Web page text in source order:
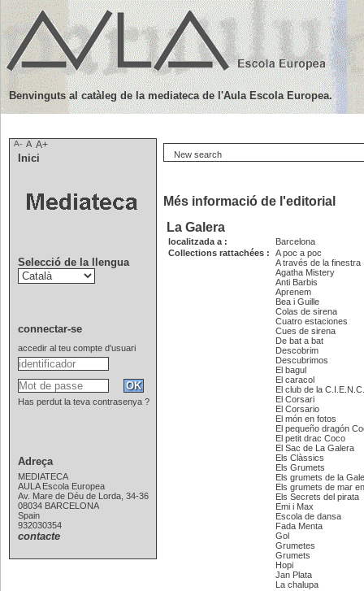
New search
Més informació de l'editorial
La Galera
localitzada a :
Barcelona
Collections rattachées :
A poc a poc
A través de la finestra
Agatha Mistery
Anti Barbis
Aprenem
Bea i Guille
Colas de sirena
Cuatro estaciones
Cues de sirena
De bat a bat
Descobrim
Descubrimos
El bagul
El caracol
El club de la
El Corsari
El Corsario
El món en fotos
El pequeño dragón
El petit drac Coco
El Sac de La Galera
Els Clàssics
Els Grumets
Els grumets de la
Els grumets de mar
Els Secrets del pirata
Emi i Max
Escola de dansa
Fada Menta
Gol
Grumetes
Grumets
Hopi
Jan Plata
La chalupa
Benvinguts al catàleg de la mediateca de l'Aula Escola Europea.
A- A A+
Inici
Selecció de la llengua
connectar-se
accedir al teu compte d'usuari
Has perdut la teva contrasenya ?
Adreça
MEDIATECA
AULA Escola Europea
Av. Mare de Déu de Lorda, 34-36
08034 BARCELONA
Spain
932030354
contacte